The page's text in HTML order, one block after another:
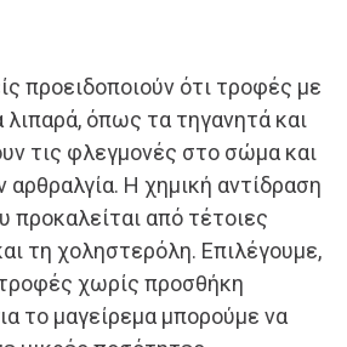
προειδοποιούν ότι τροφές με
όπως τα τηγανητά και
τις φλεγμονές στο σώμα και
αρθραλγία. Η χημική αντίδραση
από τέτοιες
τη χοληστερόλη. Επιλέγουμε,
χωρίς προσθήκη
το μαγείρεμα μπορούμε να